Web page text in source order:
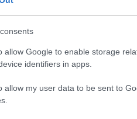
allow Google to enable storage
identifiers in apps.
allow my user data to be sent to
CÍMKÉK
advent (144)
art export(82)